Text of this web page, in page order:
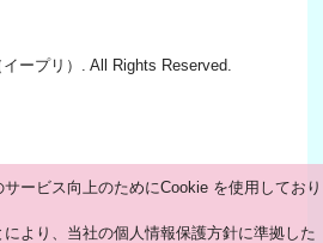
ービス向上のためにCookie を使用しており
より、当社の個人情報保護方針に準拠した
ープリ） . All Rights Reserved.